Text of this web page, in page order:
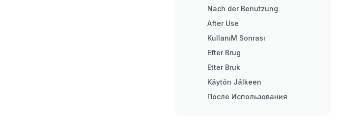
Nach der Benutzung
After Use
KullanıM Sonrası
Efter Brug
Etter Bruk
Käytön Jälkeen
После Использования